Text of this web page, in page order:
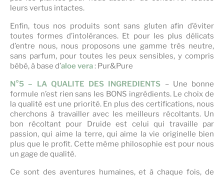
leurs vertus intactes.
Enfin, tous nos produits sont sans gluten afin d’éviter
toutes formes d’intolérances. Et pour les plus délicats
d’entre nous, nous proposons une gamme très neutre,
sans parfum, pour toutes les peux sensibles, y compris
bébé, à base d’aloe vera: Pur&Pure
N°5 – LA QUALITE DES INGREDIENTS – Une bonne
formule n’est rien sans les BONS ingrédients. Le choix de
la qualité est une priorité. En plus des certifications, nous
cherchons à travailler avec les meilleurs récoltants. Un
bon récoltant pour Druide est celui qui travaille par
passion, qui aime la terre, qui aime la vie originelle bien
plus que le profit. Cette même philosophie est pour nous
un gage de qualité.
Ce sont des aventures humaines, et à chaque fois, de